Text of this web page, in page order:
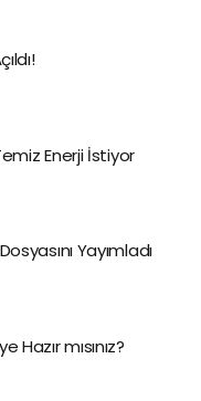
Enerji İstiyor
Yayımladı
Hazır mısınız?